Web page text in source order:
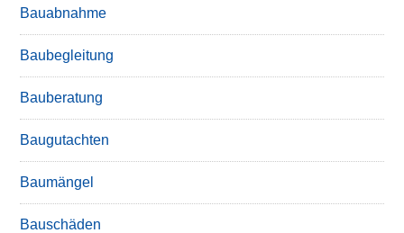
Bauabnahme
Baubegleitung
Bauberatung
Baugutachten
Baumängel
Bauschäden